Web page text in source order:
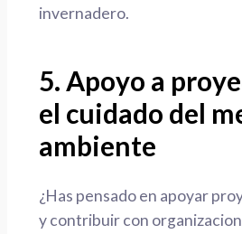
invernadero.
5. Apoyo a
el cuidado del
ambiente
¿Has pensado en apoyar
y contribuir con